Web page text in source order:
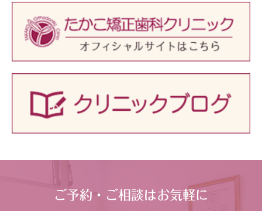
ご予約・ご相談はお気軽に